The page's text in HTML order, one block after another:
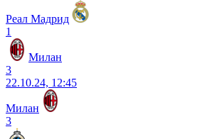
Реал Мадрид
1
Милан
3
22.10.24, 12:45
Милан
3